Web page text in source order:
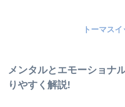
トーマス
メンタルとエモーショナ
りやすく解説!